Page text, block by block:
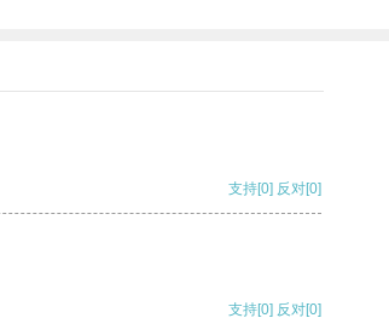
支持[0] 反对[0]
支持[0] 反对[0]